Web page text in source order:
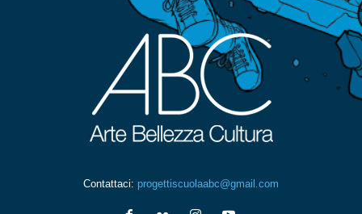
Contattaci: progettiscuolaabc@gmail.com